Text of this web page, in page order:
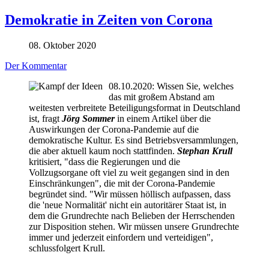
Demokratie in Zeiten von Corona
08. Oktober 2020
Der Kommentar
08.10.2020: Wissen Sie, welches
das mit großem Abstand am
weitesten verbreitete Beteiligungsformat in Deutschland
ist, fragt Jörg Sommerin einem Artikel über die
Auswirkungen der Corona-Pandemie auf die
demokratische Kultur. Es sind Betriebsversammlungen,
die aber aktuell kaum noch stattfinden. Stephan Krull
kritisiert, "dass die Regierungen und die
Vollzugsorgane oft viel zu weit gegangen sind in den
Einschränkungen", die mit der Corona-Pandemie
begründet sind. "Wir müssen höllisch aufpassen, dass
die 'neue Normalität' nicht ein autoritärer Staat ist, in
dem die Grundrechte nach Belieben der Herrschenden
zur Disposition stehen. Wir müssen unsere Grundrechte
immer und jederzeit einfordern und verteidigen",
schlussfolgert Krull.